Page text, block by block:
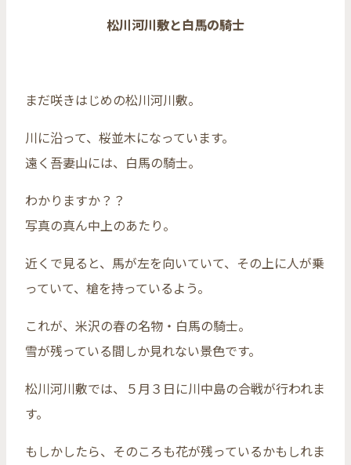
松川河川敷と白馬の騎士
まだ咲きはじめの松川河川敷。
川に沿って、桜並木になっています。
遠く吾妻山には、白馬の騎士。
わかりますか？？
写真の真ん中上のあたり。
近くで見ると、馬が左を向いていて、その上に人が乗
っていて、槍を持っているよう。
これが、米沢の春の名物・白馬の騎士。
雪が残っている間しか見れない景色です。
松川河川敷では、５月３日に川中島の合戦が行われま
す。
もしかしたら、そのころも花が残っているかもしれま